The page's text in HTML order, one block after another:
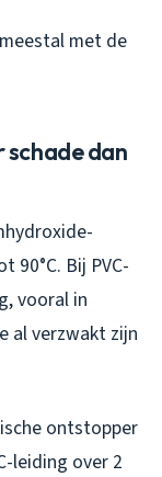
met de
dan
Bij PVC-
vooral in
al verzwakt zijn
ontstopper
leiding over 2